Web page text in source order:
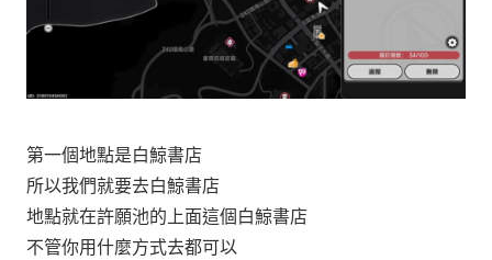
第一個地點是白鯨書店
所以我們就要去白鯨書店
地點就在許願池的上面這個白鯨書店
不管你用什麼方式去都可以